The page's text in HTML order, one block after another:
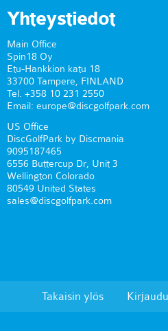
Yhteystiedot
Main Office
Spin18 Oy
Etu-Hankkion katu 18
33700 Tampere, FINLAND
Tel. +358 10 231 2550
Email: europe@discgolfpark.com
US Office
DiscGolfPark by Discmania
9095187465
6556 Buttercup Dr, Unit 3
Wellington Colorado
80549 United States
sales@discgolfpark.com
Takaisin ylös